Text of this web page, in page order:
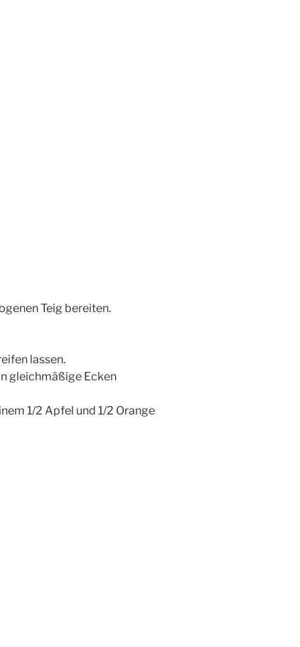
Teig bereiten.
lassen.
gleichmäßige Ecken
1/2 Apfel und 1/2 Orange